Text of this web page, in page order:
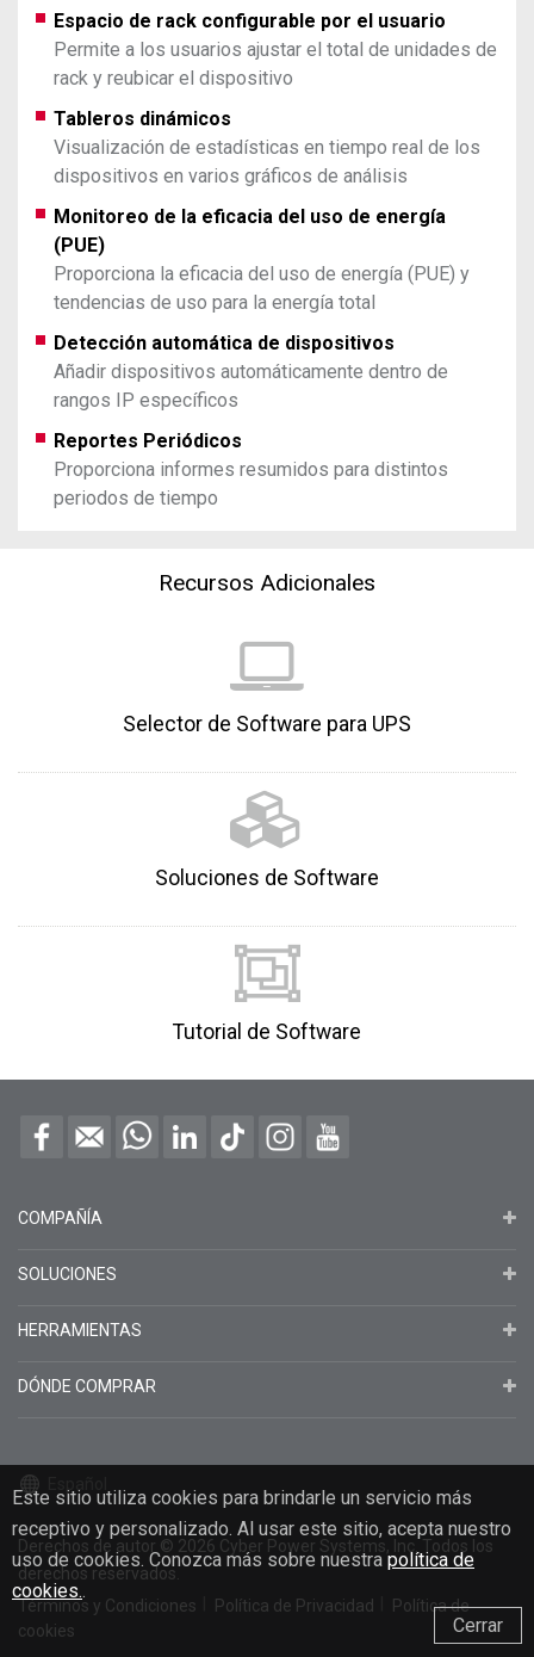
Espacio de rack configurable por el usuario
Permite a los usuarios ajustar el total de unidades de
rack y reubicar el dispositivo
Tableros dinámicos
Visualización de estadísticas en tiempo real de los
dispositivos en varios gráficos de análisis
Monitoreo de la eficacia del uso de energía
(PUE)
Proporciona la eficacia del uso de energía (PUE) y
tendencias de uso para la energía total
Detección automática de dispositivos
Añadir dispositivos automáticamente dentro de
rangos IP específicos
Reportes Periódicos
Proporciona informes resumidos para distintos
periodos de tiempo
Recursos Adicionales
Selector de Software para UPS
Soluciones de Software
Tutorial de Software
Este sitio utiliza cookies para brindarle un servicio más
receptivo y personalizado. Al usar este sitio, acepta nuestro
uso de cookies. Conozca más sobre nuestra política de
cookies..
Cerrar
COMPAÑÍA
SOLUCIONES
HERRAMIENTAS
DÓNDE COMPRAR
Derechos de autor © 2026 Cyber Power Systems, Inc. Todos los
derechos reservados.
Términos y Condiciones
Política de Privacidad
Política de
cookies